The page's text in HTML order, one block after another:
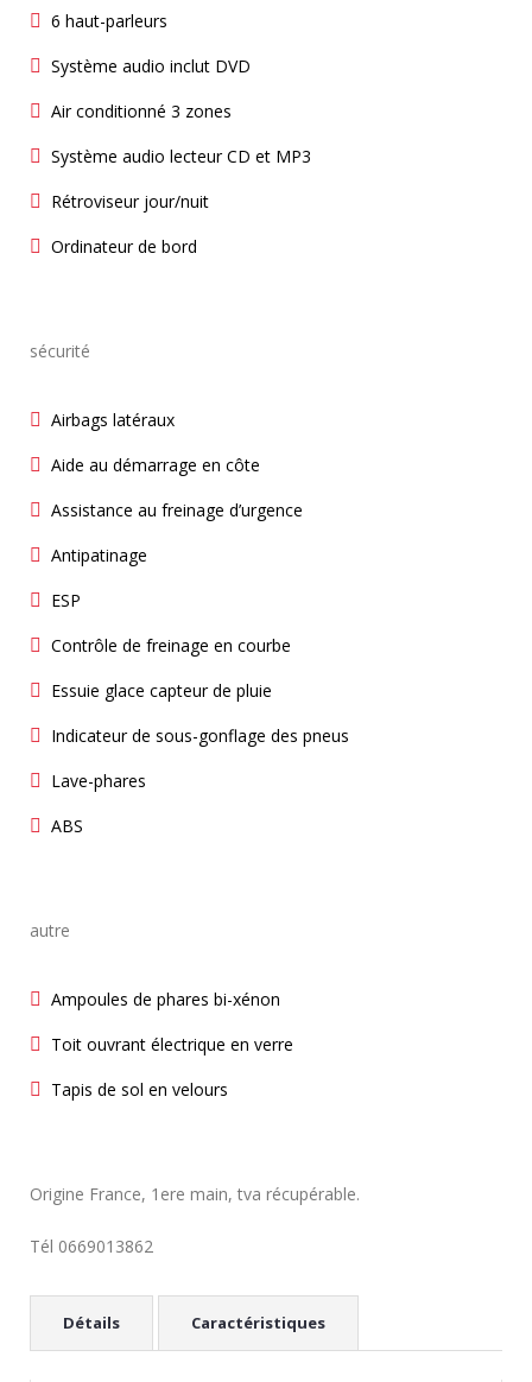
6 haut-parleurs
Système audio inclut DVD
Air conditionné 3 zones
Système audio lecteur CD et MP3
Rétroviseur jour/nuit
Ordinateur de bord
sécurité
Airbags latéraux
Aide au démarrage en côte
Assistance au freinage d’urgence
Antipatinage
ESP
Contrôle de freinage en courbe
Essuie glace capteur de pluie
Indicateur de sous-gonflage des pneus
Lave-phares
ABS
autre
Ampoules de phares bi-xénon
Toit ouvrant électrique en verre
Tapis de sol en velours
Origine France, 1ere main, tva récupérable.
Tél 0669013862
Détails Caractéristiques